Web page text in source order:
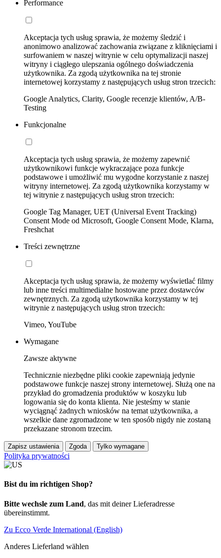
Performance
Akceptacja tych usług sprawia, że możemy śledzić i
anonimowo analizować zachowania związane z kliknięciami i
surfowaniem w naszej witrynie w celu optymalizacji naszej
witryny i ciągłego ulepszania ogólnego doświadczenia
użytkownika. Za zgodą użytkownika na tej stronie
internetowej korzystamy z następujących usług stron trzecich:
Google Analytics, Clarity, Google recenzje klientów, A/B-
Testing
Funkcjonalne
Akceptacja tych usług sprawia, że możemy zapewnić
użytkownikowi funkcje wykraczające poza funkcje
podstawowe i umożliwić mu wygodne korzystanie z naszej
witryny internetowej. Za zgodą użytkownika korzystamy w
tej witrynie z następujących usług stron trzecich:
Google Tag Manager, UET (Universal Event Tracking)
Consent Mode od Microsoft, Google Consent Mode, Klarna,
Freshchat
Treści zewnętrzne
Akceptacja tych usług sprawia, że możemy wyświetlać filmy
lub inne treści multimedialne hostowane przez dostawców
zewnętrznych. Za zgodą użytkownika korzystamy w tej
witrynie z następujących usług stron trzecich:
Vimeo, YouTube
Wymagane
Zawsze aktywne
Technicznie niezbędne pliki cookie zapewniają jedynie
podstawowe funkcje naszej strony internetowej. Służą one na
przykład do gromadzenia produktów w koszyku lub
logowania się do konta klienta. Nie jesteśmy w stanie
wyciągnąć żadnych wniosków na temat użytkownika, a
wszelkie dane zgromadzone w ten sposób nigdy nie zostaną
przekazane stronom trzecim.
Zapisz ustawienia Zgoda Tylko wymagane
Polityka prywatności
Bist du im richtigen Shop?
Bitte wechsle zum Land, das mit deiner Lieferadresse
übereinstimmt.
Zu Ecco Verde International (English)
Anderes Lieferland wählen